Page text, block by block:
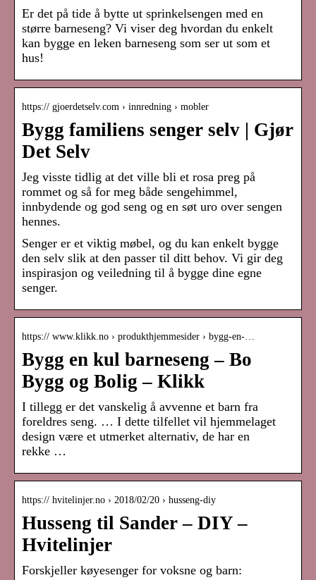
Er det på tide å bytte ut sprinkelsengen med en
større barneseng? Vi viser deg hvordan du enkelt
kan bygge en leken barneseng som ser ut som et
hus!
https:// gjoerdetselv.com › innredning › mobler
Bygg familiens senger selv | Gjør
Det Selv
Jeg visste tidlig at det ville bli et rosa preg på
rommet og så for meg både sengehimmel,
innbydende og god seng og en søt uro over sengen
hennes.
Senger er et viktig møbel, og du kan enkelt bygge
den selv slik at den passer til ditt behov. Vi gir deg
inspirasjon og veiledning til å bygge dine egne
senger.
https:// www.klikk.no › produkthjemmesider › bygg-en-…
Bygg en kul barneseng – Bo
Bygg og Bolig – Klikk
I tillegg er det vanskelig å avvenne et barn fra
foreldres seng. … I dette tilfellet vil hjemmelaget
design være et utmerket alternativ, de har en
rekke …
https:// hvitelinjer.no › 2018/02/20 › husseng-diy
Husseng til Sander – DIY –
Hvitelinjer
Forskjeller køyesenger for voksne og barn: